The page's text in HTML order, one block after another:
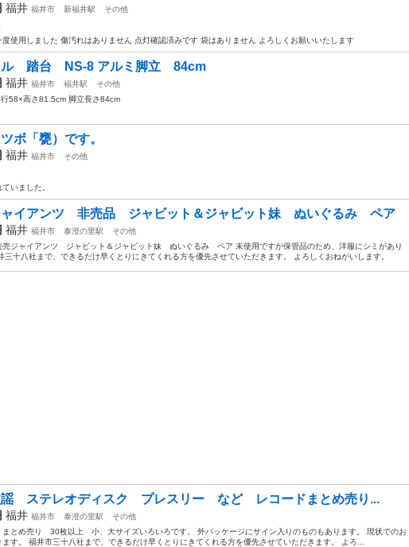
福井 福井市 新福井駅
その他
度使用しました 傷汚れはありません 点灯確認済みです 袋はありません よろしくお願いいたします
ル 踏台 NS-8 アルミ脚立 84cm
福井 福井市 福井駅
その他
58×高さ81.5cm 脚立長さ84cm
ボ「甕）です。
福井 福井市
その他
いました。
ャイアンツ 非売品 ジャビット＆ジャビット妹 ぬいぐるみ ペア
福井 福井市 泰澄の里駅
その他
ジャイアンツ ジャビット＆ジャビット妹 ぬいぐるみ ペア 未使用ですが保管品のため、洋服にシミがあり
三十八社まで、できるだけ早くとりにきてくれる方を優先させていただきます。 よろしくおねがいします。
謡 ステレオディスク プレスリー など レコードまとめ売り...
福井 福井市 泰澄の里駅
その他
とめ売り 30枚以上 小、大サイズいろいろです。 外パッケージにサイン入りのものもあります。 現状でのお
ます。 福井市三十八社まで、できるだけ早くとりにきてくれる方を優先させていただきます。 よろ...